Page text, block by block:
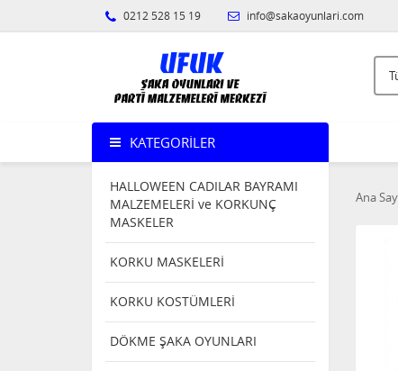
0212 528 15 19 info@sakaoyunlari.com
KATEGORILER
HALLOWEEN CADILAR BAYRAMI
MALZEMELERİ ve KORKUNÇ
MASKELER
KORKU MASKELERİ
KORKU KOSTÜMLERİ
DÖKME ŞAKA OYUNLARI
Ana